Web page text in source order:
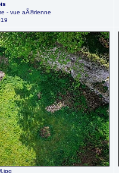
- vue aÃ©rienne